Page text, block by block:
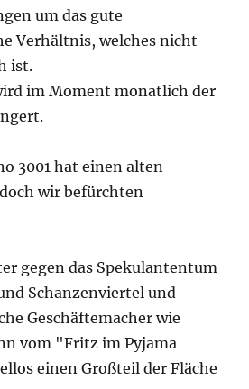
um das gute
Verhältnis, welches nicht
ist.
im Moment monatlich der
3001 hat einen alten
wir befürchten
gegen das Spekulantentum
Schanzenviertel und
Geschäftemacher wie
vom "Fritz im Pyjama
einen Großteil der Fläche